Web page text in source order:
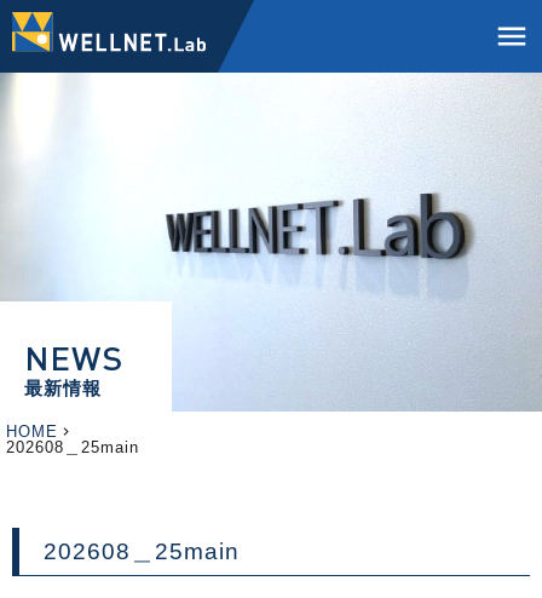
menu
NEWS
最新情報
HOME
202608＿25main
202608＿25main